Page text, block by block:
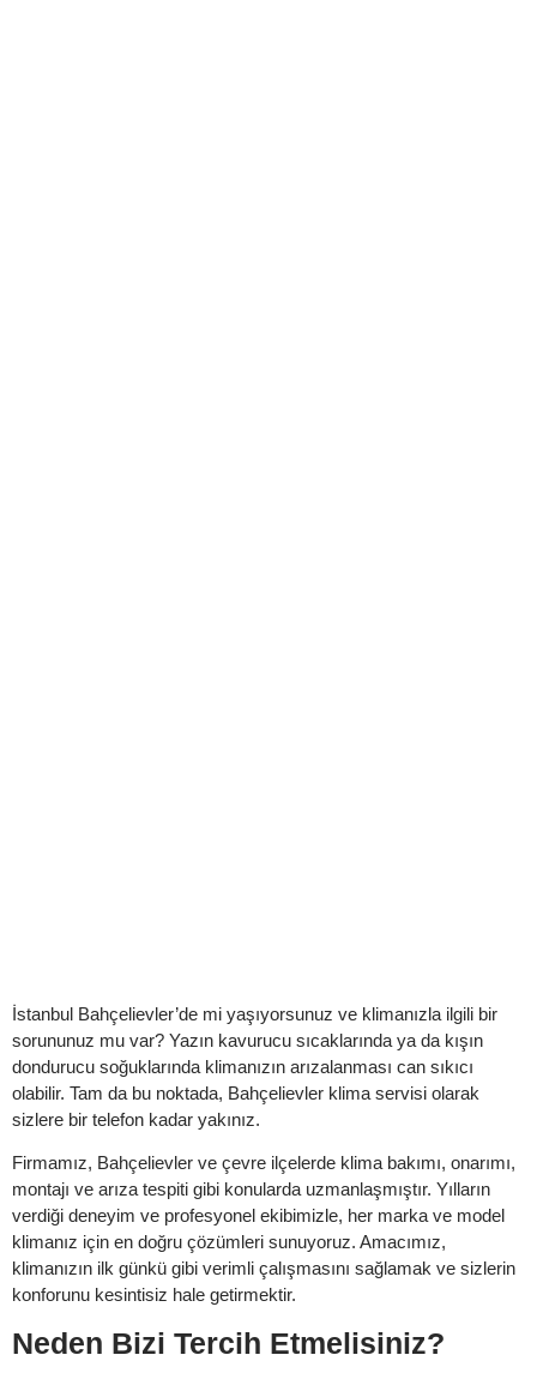
İstanbul Bahçelievler’de mi yaşıyorsunuz ve klimanızla ilgili bir
sorununuz mu var? Yazın kavurucu sıcaklarında ya da kışın
dondurucu soğuklarında klimanızın arızalanması can sıkıcı
olabilir. Tam da bu noktada, Bahçelievler klima servisi olarak
sizlere bir telefon kadar yakınız.
Firmamız, Bahçelievler ve çevre ilçelerde klima bakımı, onarımı,
montajı ve arıza tespiti gibi konularda uzmanlaşmıştır. Yılların
verdiği deneyim ve profesyonel ekibimizle, her marka ve model
klimanız için en doğru çözümleri sunuyoruz. Amacımız,
klimanızın ilk günkü gibi verimli çalışmasını sağlamak ve sizlerin
konforunu kesintisiz hale getirmektir.
Neden Bizi Tercih Etmelisiniz?